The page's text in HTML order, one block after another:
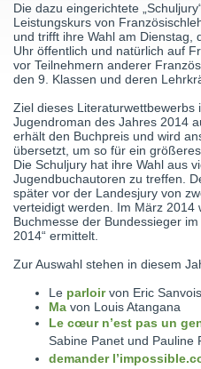
Die dazu eingerichtete
Leistungskurs von
und trifft ihre Wahl am Dienstag,
Uhr öffentlich und natürlich auf
vor Teilnehmern anderer
den 9. Klassen und deren
Ziel dieses Literaturwettbewerbs
Jugendroman des Jahres 2014
erhält den Buchpreis und wird
übersetzt, um so für ein
Die Schuljury hat ihre Wahl aus
Jugendbuchautoren zu treffen.
später vor der Landesjury von
verteidigt werden. Im März 2014
Buchmesse der Bundessieger
2014“ ermittelt.
Zur Auswahl stehen in diesem
Le parloirvon Eric
Ma von Louis Atangana
Le cœur n’est pas un
Sabine Panet und Pauline
demander